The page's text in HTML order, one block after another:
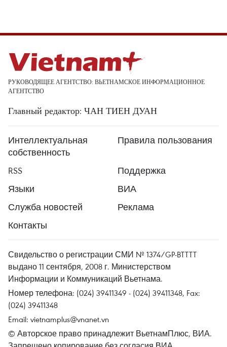
РУКОВОДЯЩЕЕ АГЕНТСТВО: ВЬЕТНАМСКОЕ ИНФОРМАЦИОННОЕ
АГЕНТСТВО
Главный редактор: ЧАН ТИЕН ДУАН
Интеллектуальная
собственность
Правила пользования
RSS
Поддержка
Языки
ВИА
Служба новостей
Реклама
Контакты
Свидельство о регистрации СМИ № 1374/GP-BTTTT
выдано 11 сентября, 2008 г. Министерством
Информации и Коммуникаций Вьетнама.
Номер телефона: (024) 39411349 - (024) 39411348, Fax:
(024) 39411348
Email: vietnamplus@vnanet.vn
© Авторское право принадлежит ВьетнамПлюс, ВИА.